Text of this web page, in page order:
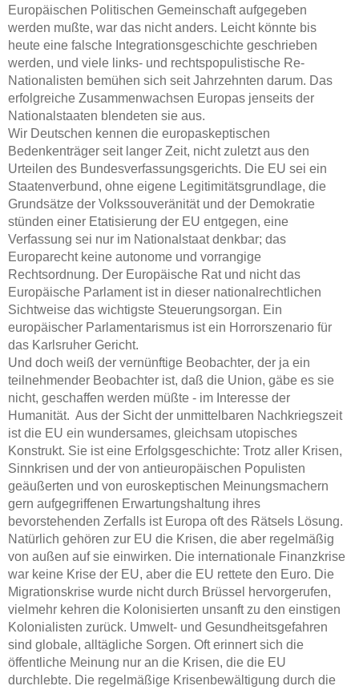
Europäischen Politischen Gemeinschaft aufgegeben
werden mußte, war das nicht anders. Leicht könnte bis
heute eine falsche Integrationsgeschichte geschrieben
werden, und viele links- und rechtspopulistische Re-
Nationalisten bemühen sich seit Jahrzehnten darum. Das
erfolgreiche Zusammenwachsen Europas jenseits der
Nationalstaaten blendeten sie aus.
Wir Deutschen kennen die europaskeptischen
Bedenkenträger seit langer Zeit, nicht zuletzt aus den
Urteilen des Bundesverfassungsgerichts. Die EU sei ein
Staatenverbund, ohne eigene Legitimitätsgrundlage, die
Grundsätze der Volkssouveränität und der Demokratie
stünden einer Etatisierung der EU entgegen, eine
Verfassung sei nur im Nationalstaat denkbar; das
Europarecht keine autonome und vorrangige
Rechtsordnung. Der Europäische Rat und nicht das
Europäische Parlament ist in dieser nationalrechtlichen
Sichtweise das wichtigste Steuerungsorgan. Ein
europäischer Parlamentarismus ist ein Horrorszenario für
das Karlsruher Gericht.
Und doch weiß der vernünftige Beobachter, der ja ein
teilnehmender Beobachter ist, daß die Union, gäbe es sie
nicht, geschaffen werden müßte - im Interesse der
Humanität. Aus der Sicht der unmittelbaren Nachkriegszeit
ist die EU ein wundersames, gleichsam utopisches
Konstrukt. Sie ist eine Erfolgsgeschichte: Trotz aller Krisen,
Sinnkrisen und der von antieuropäischen Populisten
geäußerten und von euroskeptischen Meinungsmachern
gern aufgegriffenen Erwartungshaltung ihres
bevorstehenden Zerfalls ist Europa oft des Rätsels Lösung.
Natürlich gehören zur EU die Krisen, die aber regelmäßig
von außen auf sie einwirken. Die internationale Finanzkrise
war keine Krise der EU, aber die EU rettete den Euro. Die
Migrationskrise wurde nicht durch Brüssel hervorgerufen,
vielmehr kehren die Kolonisierten unsanft zu den einstigen
Kolonialisten zurück. Umwelt- und Gesundheitsgefahren
sind globale, alltägliche Sorgen. Oft erinnert sich die
öffentliche Meinung nur an die Krisen, die die EU
durchlebte. Die regelmäßige Krisenbewältigung durch die